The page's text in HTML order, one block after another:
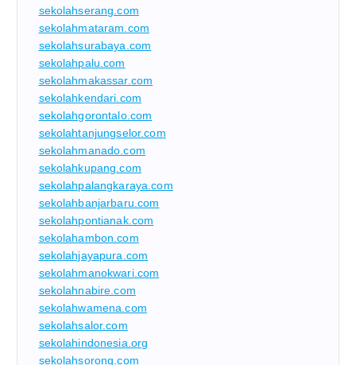
sekolahserang.com
sekolahmataram.com
sekolahsurabaya.com
sekolahpalu.com
sekolahmakassar.com
sekolahkendari.com
sekolahgorontalo.com
sekolahtanjungselor.com
sekolahmanado.com
sekolahkupang.com
sekolahpalangkaraya.com
sekolahbanjarbaru.com
sekolahpontianak.com
sekolahambon.com
sekolahjayapura.com
sekolahmanokwari.com
sekolahnabire.com
sekolahwamena.com
sekolahsalor.com
sekolahindonesia.org
sekolahsorong.com